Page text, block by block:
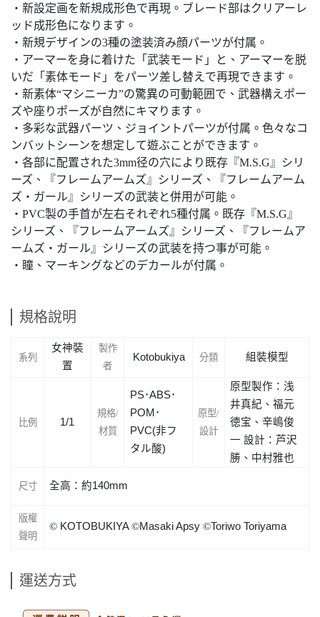
・新設定画を新規成形色で再現。ブレード部はクリアーレ
ッド成形色になります。
・新規デザインの3種の塗装済み顔パーツが付属。
・アーマーを身に着けた「武装モード」と、アーマーを脱
いだ「素体モード」をパーツ差し替えで再現できます。
・新素体“マシニーカ”の驚異の可動範囲で、武器構えポー
ズや座りポーズが自然にキマります。
・多彩な武器パーツ、ジョイントパーツが付属。色々なコ
ンバットシーンを想定して遊ぶことができます。
・各部に配置された3mm径の穴により既存『M.S.G』シリ
ーズ、『フレームアームズ』シリーズ、『フレームアーム
ズ・ガール』シリーズの武装と併用が可能。
・PVC製の手首が左右それぞれ5種付属。既存『M.S.G』
シリーズ、『フレームアームズ』シリーズ、『フレームア
ームズ・ガール』シリーズの武装を持つ事が可能。
・瞳、マーキングなどのデカールが付属。
規格說明
系列
女神裝
置
製作
者
Kotobukiya 分類 組裝模型
比例 1/1
規格/
材質
PS･ABS･
POM ･
PVC(非フ
タル酸)
原型/
設計
原型製作： 浅
井真紀、福元
徳宝 、辛嶋俊
一 設計： 芦沢
勝、中村雅也
尺寸 全高：約140mm
版權
聲明
© KOTOBUKIYA©Masaki Apsy ©Toriwo Toriyama
運送方式